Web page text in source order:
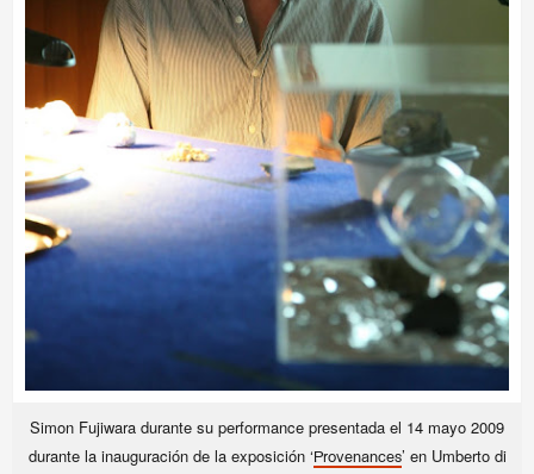
Simon Fujiwara durante su performance presentada el 14 mayo 2009
durantela inauguración de la exposición ‘ Provenances’ enUmberto di